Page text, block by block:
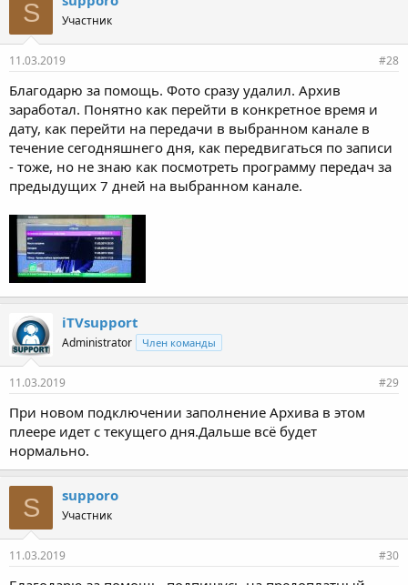
S Участник
11.03.2019 #28
Благодарю за помощь. Фото сразу удалил. Архив
заработал. Понятно как перейти в конкретное время и
дату, как перейти на передачи в выбранном канале в
течение сегодняшнего дня, как передвигаться по записи
- тоже, но не знаю как посмотреть программу передач за
предыдущих 7 дней на выбранном канале.
iTVsupport
Administrator Член команды
11.03.2019 #29
При новом подключении заполнение Архива в этом
плеере идет с текущего дня.Дальше всё будет
нормально.
S supporo
Участник
11.03.2019 #30